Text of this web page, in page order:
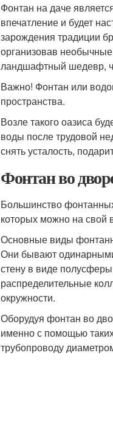
Фонтан на даче
впечатление и будет
зарождения традиции
организовав
ландшафтный шедевр,
Важно! Фонтан или
пространства.
Возле такого оазиса
воды после трудовой
снять усталость,
Фонтан во
Большинство
которых можно на свой
Основные виды
Они бывают
стену в виде
распределительные
окружности.
Оборудуя фонтан во
именно с помощью
трубопроводу